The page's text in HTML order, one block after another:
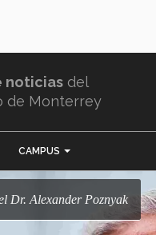
noticias del
de Monterrey
CAMPUS
Dr. Alexander Poznyak